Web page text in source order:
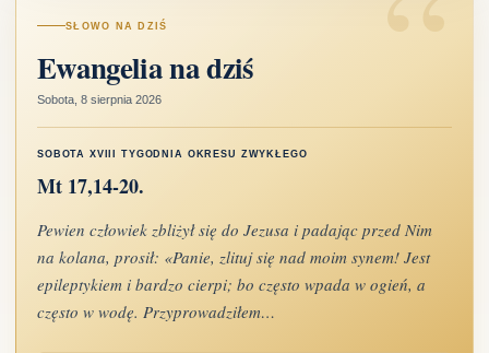
SŁOWO NA DZIŚ
Ewangelia na dziś
Sobota, 8 sierpnia 2026
SOBOTA XVIII TYGODNIA OKRESU ZWYKŁEGO
Mt 17,14-20.
Pewien człowiek zbliżył się do Jezusa i padając przed Nim
na kolana, prosił: «Panie, zlituj się nad moim synem! Jest
epileptykiem i bardzo cierpi; bo często wpada w ogień, a
często w wodę. Przyprowadziłem…